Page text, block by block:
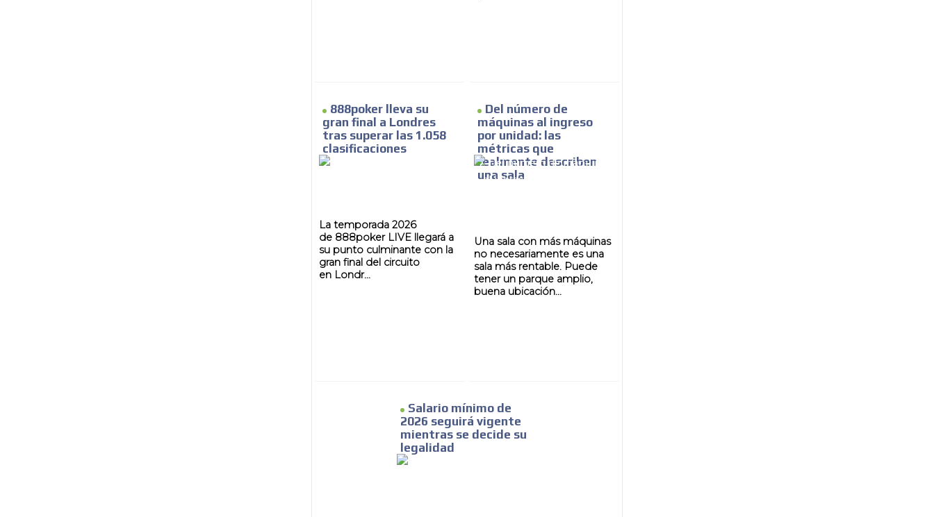
888poker lleva su
gran final a Londres
tras superar las 1.058
clasificaciones
La temporada 2026
de 888poker LIVE llegará a
su punto culminante con la
gran final del circuito
en Londr...
Del número de
máquinas al ingreso
por unidad: las
métricas que
realmente describen
una sala
Una sala con más máquinas
no necesariamente es una
sala más rentable. Puede
tener un parque amplio,
buena ubicación...
Salario mínimo de
2026 seguirá vigente
mientras se decide su
legalidad
ADVERTISEMENT
MEDIUM